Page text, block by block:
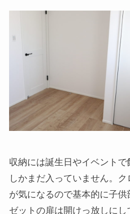
収納には誕生日やイベント
しかまだ入っていません。
が気になるので基本的に子
ゼットの扉は開けっ放しにし